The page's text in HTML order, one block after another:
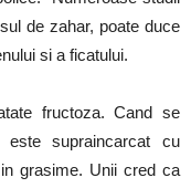
de zahar, poate duce
si a ficatului.
fructoza. Cand se
supraincarcat cu
grasime. Unii cred ca